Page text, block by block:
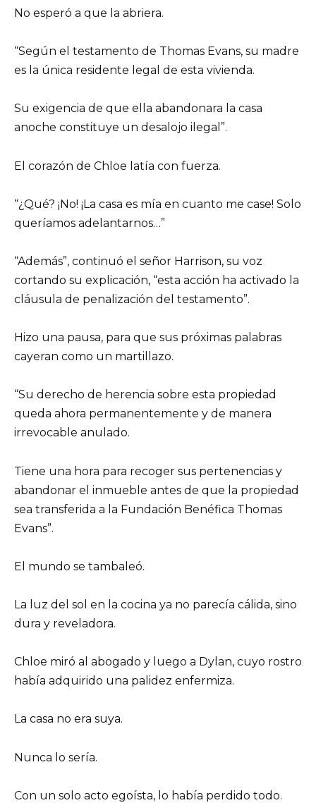
No esperó a que la abriera.
“Según el testamento de Thomas Evans, su madre
es la única residente legal de esta vivienda.
Su exigencia de que ella abandonara la casa
anoche constituye un desalojo ilegal”.
El corazón de Chloe latía con fuerza.
“¿Qué? ¡No! ¡La casa es mía en cuanto me case! Solo
queríamos adelantarnos…”
“Además”, continuó el señor Harrison, su voz
cortando su explicación, “esta acción ha activado la
cláusula de penalización del testamento”.
Hizo una pausa, para que sus próximas palabras
cayeran como un martillazo.
“Su derecho de herencia sobre esta propiedad
queda ahora permanentemente y de manera
irrevocable anulado.
Tiene una hora para recoger sus pertenencias y
abandonar el inmueble antes de que la propiedad
sea transferida a la Fundación Benéfica Thomas
Evans”.
El mundo se tambaleó.
La luz del sol en la cocina ya no parecía cálida, sino
dura y reveladora.
Chloe miró al abogado y luego a Dylan, cuyo rostro
había adquirido una palidez enfermiza.
La casa no era suya.
Nunca lo sería.
Con un solo acto egoísta, lo había perdido todo.